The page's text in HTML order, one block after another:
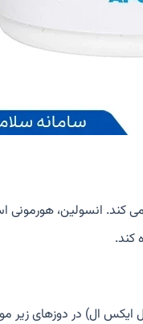
کند. انسولین،
کند.
ایکس ال) در دوزهای زیر